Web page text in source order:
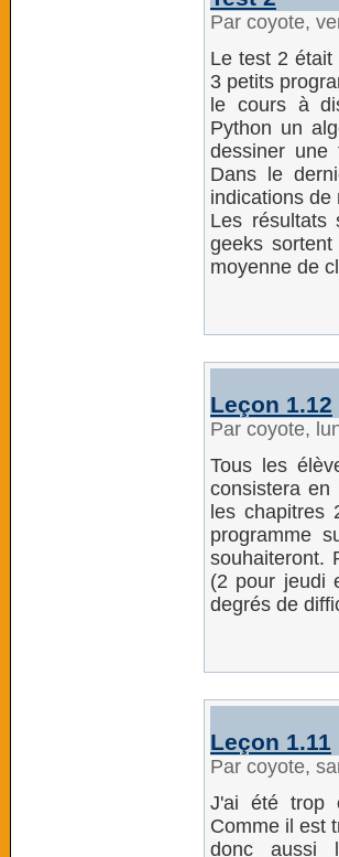
Par coyote,
Le test 2 était
3 petits
le cours à
Python un
dessiner une
Dans le
indications de
Les résultats
geeks
moyenne de
Leçon 1.12
Par coyote,
Tous les
consistera
les chapitres
programme
souhaiteront.
(2 pour jeudi
degrés de
Leçon 1.11
Par coyote,
J'ai été trop
Comme il est
donc aussi